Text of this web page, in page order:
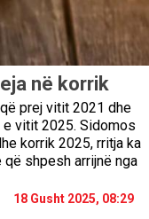
në korrik
prej vitit 2021 dhe
vitit 2025. Sidomos
korrik 2025, rritja ka
që shpesh arrijnë nga
18 Gusht 2025, 08:29